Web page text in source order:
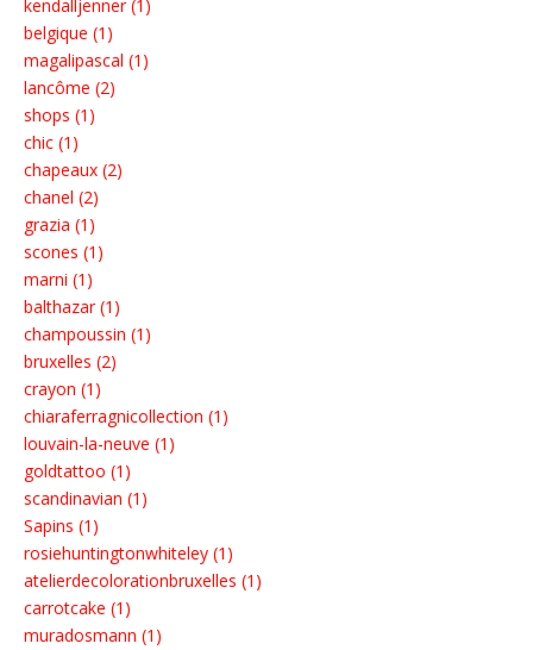
kendalljenner (1)
belgique (1)
magalipascal (1)
lancôme (2)
shops (1)
chic (1)
chapeaux (2)
chanel (2)
grazia (1)
scones (1)
marni (1)
balthazar (1)
champoussin (1)
bruxelles (2)
crayon (1)
chiaraferragnicollection (1)
louvain-la-neuve (1)
goldtattoo (1)
scandinavian (1)
Sapins (1)
rosiehuntingtonwhiteley (1)
atelierdecolorationbruxelles (1)
carrotcake (1)
muradosmann (1)